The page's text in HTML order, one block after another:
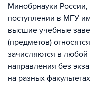
Минобрнауки
поступлении в МГУ
высшие учебные
(предметов)
зачисляются в
направления без
на разных